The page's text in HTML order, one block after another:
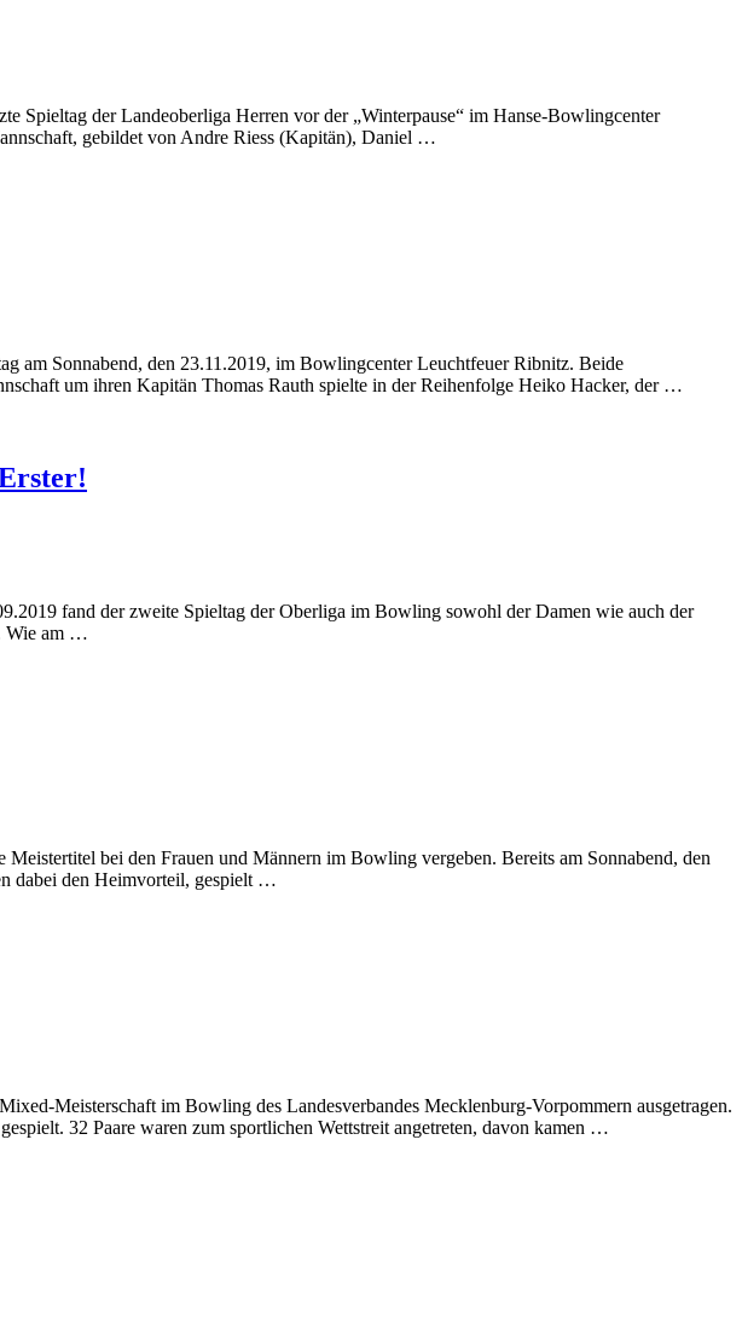
Spieltag der Landeoberliga Herren vor der „Winterpause“ im Hanse-Bowlingcenter
gebildet von Andre Riess (Kapitän), Daniel …
am Sonnabend, den 23.11.2019, im Bowlingcenter Leuchtfeuer Ribnitz. Beide
um ihren Kapitän Thomas Rauth spielte in der Reihenfolge Heiko Hacker, der …
fand der zweite Spieltag der Oberliga im Bowling sowohl der Damen wie auch der
Wie am …
bei den Frauen und Männern im Bowling vergeben. Bereits am Sonnabend, den
dabei den Heimvorteil, gespielt …
Meisterschaft im Bowling des Landesverbandes Mecklenburg-Vorpommern ausgetragen.
32 Paare waren zum sportlichen Wettstreit angetreten, davon kamen …